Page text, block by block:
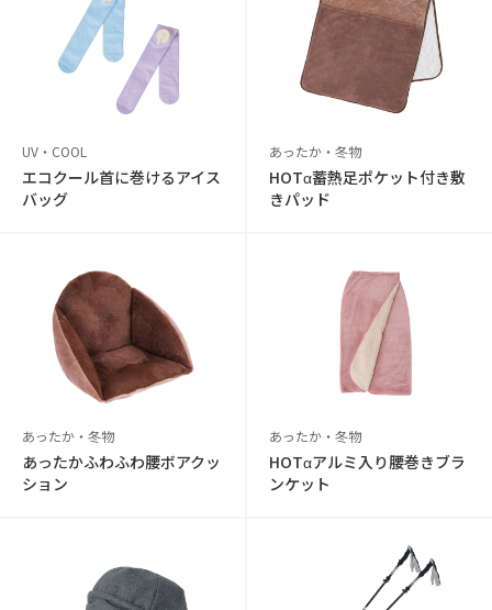
UV・COOL
エコクール首に巻けるアイス
バッグ
あったか・冬物
HOTα蓄熱足ポケット付き敷
きパッド
あったか・冬物
あったかふわふわ腰ボアクッ
ション
あったか・冬物
HOTαアルミ入り腰巻きブラ
ンケット